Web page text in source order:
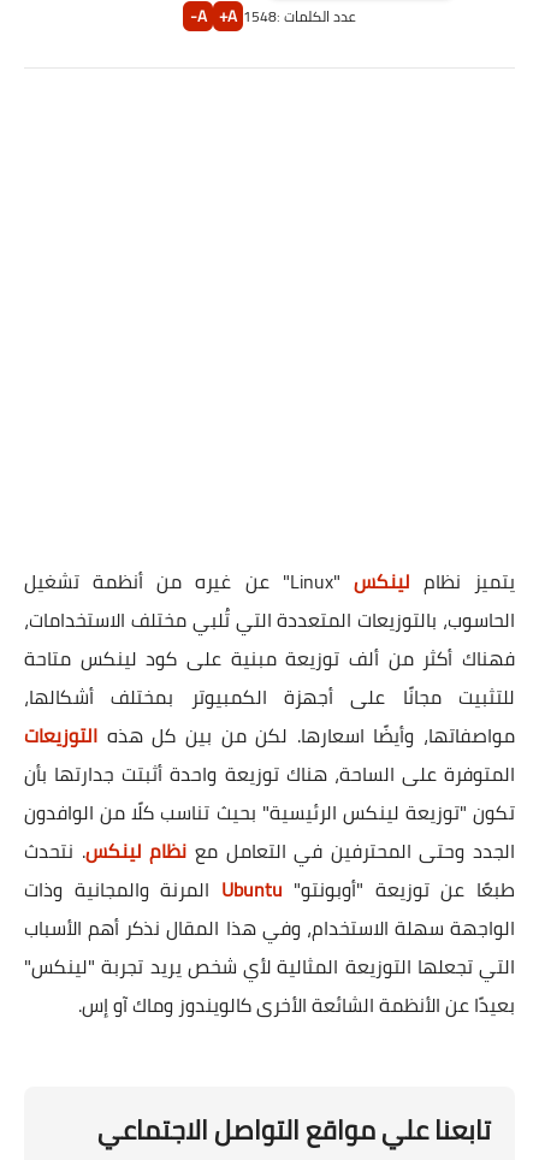
عدد الكلمات :1548
A+
A-
يتميز نظام لينكس
"Linux" عن غيره من أنظمة تشغيل
الحاسوب، بالتوزيعات المتعددة التي تُلبي مختلف الاستخدامات،
فهناك أكثر من ألف توزيعة مبنية على كود لينكس متاحة
للتثبيت مجانًا على أجهزة الكمبيوتر بمختلف أشكالها،
مواصفاتها، وأيضًا اسعارها. لكن من بين كل هذه التوزيعات
المتوفرة على الساحة، هناك توزيعة واحدة أثبتت جدارتها بأن
تكون "توزيعة لينكس الرئيسية" بحيث تناسب كلًا من الوافدون
الجدد وحتى المحترفين في التعامل مع نظام لينكس. نتحدث
طبعًا عن توزيعة "أوبونتو" Ubuntu المرنة والمجانية وذات
الواجهة سهلة الاستخدام، وفي هذا المقال نذكر أهم الأسباب
التي تجعلها التوزيعة المثالية لأي شخص يريد تجربة "لينكس"
بعيدًا عن الأنظمة الشائعة الأخرى كالويندوز وماك آو إس.
تابعنا علي مواقع التواصل الاجتماعي